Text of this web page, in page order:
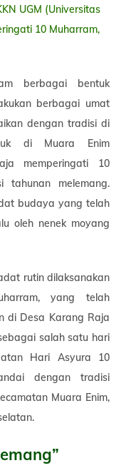
berbagai bentuk
berbagai umat
dengan tradisi di
di Muara Enim
memperingati 10
tahunan melemang.
budaya yang telah
oleh nenek moyang
rutin dilaksanakan
yang telah
di Desa Karang Raja
salah satu hari
Hari Asyura 10
dengan tradisi
Muara Enim,